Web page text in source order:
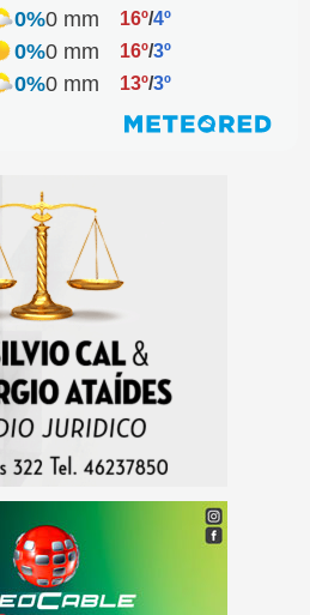
0%0 mm 16º/4º
0%0 mm 16º/3º
0%0 mm 13º/3º